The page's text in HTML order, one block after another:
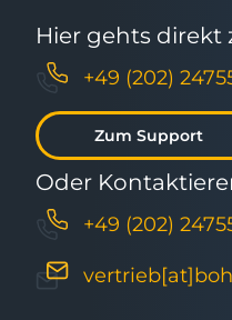
Hier gehts direkt
+49 (202)
Zum Support
Oder
+49 (202)